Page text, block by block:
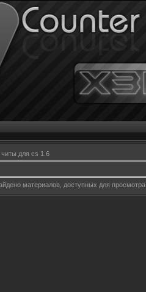
читы для cs 1.6
материалов, доступных для просмотра